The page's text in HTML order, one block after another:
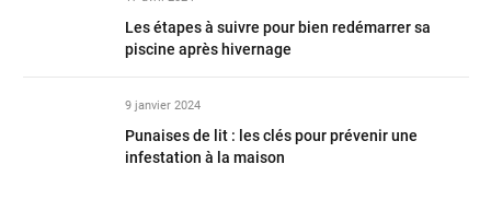
Les étapes à suivre pour bien redémarrer sa
piscine après hivernage
9 janvier 2024
Punaises de lit : les clés pour prévenir une
infestation à la maison